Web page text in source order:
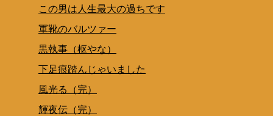
この男は人生最大の過ちです
軍靴のバルツァー
黒執事（枢やな）
下足痕踏んじゃいました
風光る（完）
輝夜伝（完）